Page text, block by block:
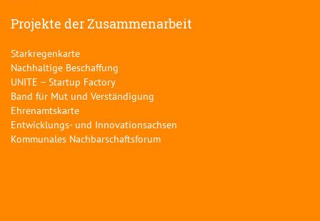
Projekte der Zusammenarbeit
Starkregenkarte
Nachhaltige Beschaffung
UNITE – Startup Factory
Band für Mut und Verständigung
Ehrenamtskarte
Entwicklungs- und Innovationsachsen
Kommunales Nachbarschaftsforum